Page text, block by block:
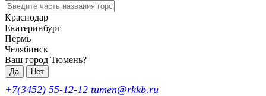
Краснодар
Екатеринбург
Пермь
Челябинск
Ваш город Тюмень?
Да Нет
+7(3452) 55-12-12 tumen@rkkb.ru